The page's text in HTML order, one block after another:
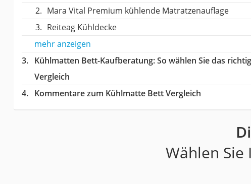
Mara Vital Premium kühlende Matratzenauflage
Reiteag Kühldecke
mehr anzeigen
Kühlmatten Bett-Kaufberatung: So wählen Sie das
Vergleich
Kommentare zum Kühlmatte Bett Vergleich
Wählen